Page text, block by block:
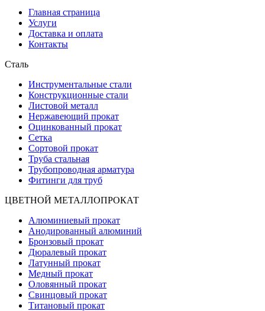
Главная страница
Услуги
Доставка и оплата
Контакты
Сталь
Инструментальные стали
Конструкционные стали
Листовой металл
Нержавеющий прокат
Оцинкованный прокат
Сетка
Сортовой прокат
Труба стальная
Трубопроводная арматура
Фитинги для труб
ЦВЕТНОЙ МЕТАЛЛОПРОКАТ
Алюминиевый прокат
Анодированный алюминий
Бронзовый прокат
Дюралевый прокат
Латунный прокат
Медный прокат
Оловянный прокат
Свинцовый прокат
Титановый прокат